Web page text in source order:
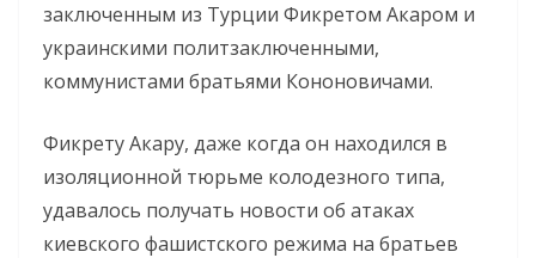
заключенным из Турции Фикретом Акаром и
украинскими политзаключенными,
коммунистами братьями Кононовичами.
Фикрету Акару, даже когда он находился в
изоляционной тюрьме колодезного типа,
удавалось получать новости об атаках
киевского фашистского режима на братьев